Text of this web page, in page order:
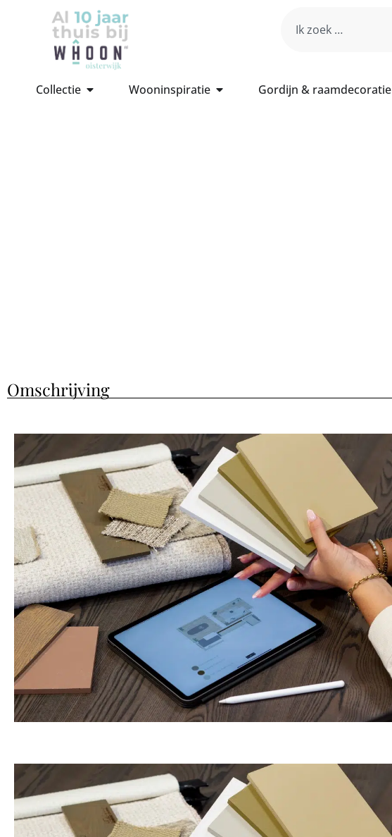
Collectie Wooninspiratie Gordijn & raamdecoratie
Omschrijving